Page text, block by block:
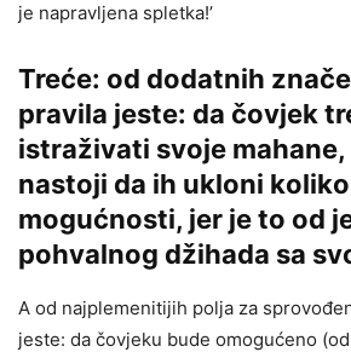
je napravljena spletka!’
Treće: od dodatnih
pravila jeste: da čovjek
istraživati svoje mahane,
nastoji da ih ukloni
mogućnosti, jer je to od
pohvalnog džihada sa
A od najplemenitijih polja za
jeste: da čovjeku bude omogućeno